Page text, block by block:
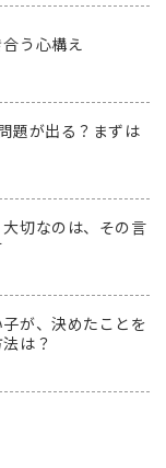
う心構え
題が出る？まずは
切なのは、その言
が、決めたことを
は？